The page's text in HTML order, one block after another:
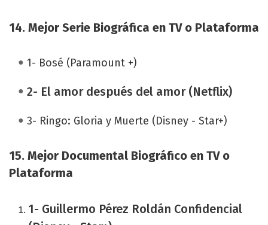
14. Mejor Serie Biográfica en TV o Plataforma
1- Bosé (Paramount +)
2- El amor después del amor (Netflix)
3- Ringo: Gloria y Muerte (Disney - Star+)
15. Mejor Documental Biográfico en TV o
Plataforma
1- Guillermo Pérez Roldán Confidencial